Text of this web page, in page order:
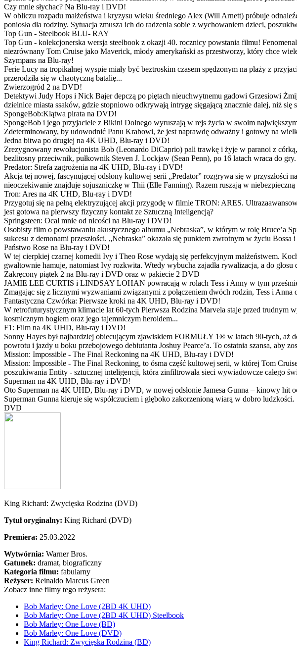
Czy mnie słychac? Na Blu-ray i DVD!
W obliczu rozpadu małżeństwa i kryzysu wieku średniego Alex (Will Arnett) próbuje
poniosła dla rodziny. Sytuacja zmusza ich do radzenia sobie z wychowaniem dzieci,
Top Gun - Steelbook BLU- RAY
Top Gun - kolekcjonerska wersja steelbook z okazji 40. rocznicy powstania filmu!
niezrównany Tom Cruise jako Maverick, młody amerykański as przestworzy, który chce
Szympans na Blu-ray!
Ferie Lucy na tropikalnej wyspie miały być beztroskim czasem spędzonym na plaży z
przerodziła się w chaotyczną batalię...
Zwierzogród 2 na DVD!
Detektywi Judy Hops i Nick Bajer depczą po piętach nieuchwytnemu gadowi Grzesiowi
dzielnice miasta ssaków, gdzie stopniowo odkrywają intrygę sięgającą znacznie dalej, niż
SpongeBob:Klątwa pirata na DVD!
SpongeBob i jego przyjaciele z Bikini Dolnego wyruszają w rejs życia w swoim
Zdeterminowany, by udowodnić Panu Krabowi, że jest naprawdę odważny i gotowy na
Jedna bitwa po drugiej na 4K UHD, Blu-ray i DVD!
Zrezygnowany rewolucjonista Bob (Leonardo DiCaprio) pali trawkę i żyje w paranoi z
bezlitosny przeciwnik, pułkownik Steven J. Lockjaw (Sean Penn), po 16 latach wraca do
Predator: Strefa zagrożenia na 4K UHD, Blu-ray i DVD!
Akcja tej nowej, fascynującej odsłony kultowej serii „Predator” rozgrywa się w przyszłości
nieoczekiwanie znajduje sojuszniczkę w Thii (Elle Fanning). Razem ruszają w
Tron: Ares na 4K UHD, Blu-ray i DVD!
Przygotuj się na pełną elektryzującej akcji przygodę w filmie TRON: ARES.
jest gotowa na pierwszy fizyczny kontakt ze Sztuczną Inteligencją?
Springsteen: Ocal mnie od nicości na Blu-ray i DVD!
Osobisty film o powstawaniu akustycznego albumu „Nebraska”, w którym w rolę Bruce’a
sukcesu z demonami przeszłości. „Nebraska” okazała się punktem zwrotnym w życiu
Państwo Rose na Blu-ray i DVD!
W tej cierpkiej czarnej komedii Ivy i Theo Rose wydają się perfekcyjnym małżeństwem.
gwałtownie hamuje, natomiast Ivy rozkwita. Wtedy wybucha zajadła rywalizacja, a do głosu
Zakręcony piątek 2 na Blu-ray i DVD oraz w pakiecie 2 DVD
JAMIE LEE CURTIS i LINDSAY LOHAN powracają w rolach Tess i Anny w tym
Zmagając się z licznymi wyzwaniami związanymi z połączeniem dwóch rodzin, Tess i
Fantastyczna Czwórka: Pierwsze kroki na 4K UHD, Blu-ray i DVD!
W retrofuturystycznym klimacie lat 60-tych Pierwsza Rodzina Marvela staje przed trudnym
kosmicznym bogiem oraz jego tajemniczym heroldem...
F1: Film na 4K UHD, Blu-ray i DVD!
Sonny Hayes był najbardziej obiecującym zjawiskiem FORMUŁY 1® w latach 90-tych, aż
powrotu i jazdy u boku przebojowego debiutanta Joshuy Pearce’a. To ostatnia szansa, aby
Mission: Impossible - The Final Reckoning na 4K UHD, Blu-ray i DVD!
Mission: Impossible - The Final Reckoning, to ósma część kultowej serii, w której Tom
poszukiwania Entity - sztucznej inteligencji, która zinfiltrowała sieci wywiadowcze całego
Superman na 4K UHD, Blu-ray i DVD!
Oto Superman na 4K UHD, Blu-ray i DVD, w nowej odsłonie Jamesa Gunna – kinowy hit
Superman Gunna kieruje się współczuciem i głęboko zakorzenioną wiarą w dobro ludzkości.
DVD
King Richard: Zwycięska Rodzina (DVD)
Tytuł oryginalny: King Richard (DVD)
Premiera: 25.03.2022
Wytwórnia: Warner Bros.
Gatunek: dramat, biograficzny
Kategoria filmu: fabularny
Reżyser: Reinaldo Marcus Green
Zobacz inne filmy tego reżysera:
Bob Marley: One Love (2BD 4K UHD)
Bob Marley: One Love (2BD 4K UHD) Steelbook
Bob Marley: One Love (BD)
Bob Marley: One Love (DVD)
King Richard: Zwycięska Rodzina (BD)